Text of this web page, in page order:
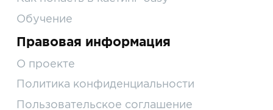
Обучение
Правовая информация
О проекте
Политика конфиденциальности
Пользовательское соглашение